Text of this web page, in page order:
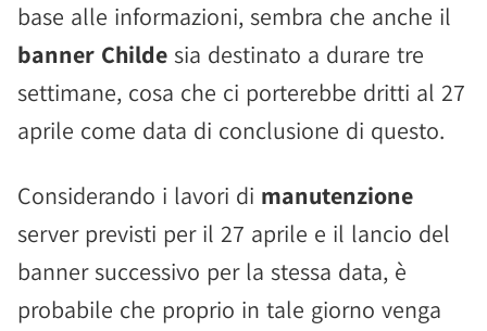
base alle informazioni, sembra che anche il
banner Childe sia destinato a durare tre
settimane, cosa che ci porterebbe dritti al 27
aprile come data di conclusione di questo.
Considerando i lavori di manutenzione
server previsti per il 27 aprile e il lancio del
banner successivo per la stessa data, è
probabile che proprio in tale giorno venga